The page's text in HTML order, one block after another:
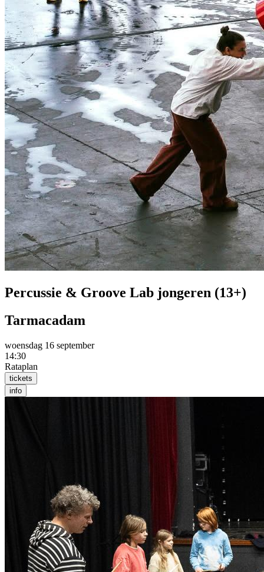
Percussie & Groove Lab jongeren (13+)
Tarmacadam
woensdag 16 september
14:30
Rataplan
tickets
info